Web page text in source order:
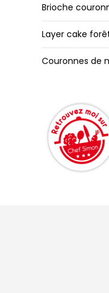
Brioche
Layer cake
Couronnes de